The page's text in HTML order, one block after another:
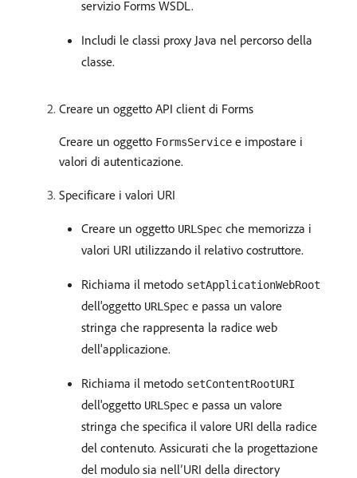
servizio Forms WSDL.
Includi le classi proxy Java nel percorso della
classe.
Creare un oggetto API client di Forms
Creare un oggetto FormsService e impostare i
valori di autenticazione.
Specificare i valori URI
Creare un oggetto URLSpec che memorizza i
valori URI utilizzando il relativo costruttore.
Richiama il metodo setApplicationWebRoot
dell'oggetto URLSpec e passa un valore
stringa che rappresenta la radice web
dell'applicazione.
Richiama il metodo setContentRootURI
dell'oggetto URLSpec e passa un valore
stringa che specifica il valore URI della radice
del contenuto. Assicurati che la progettazione
del modulo sia nell’URI della directory